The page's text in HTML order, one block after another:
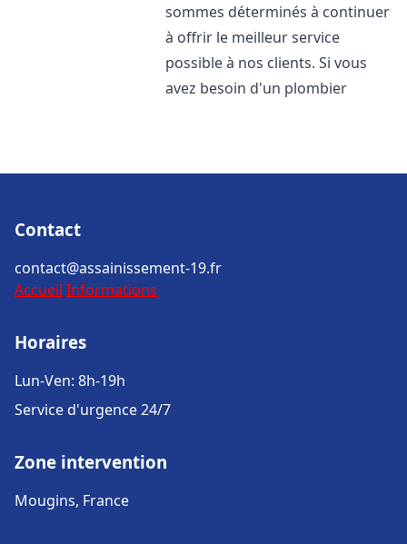
sommes déterminés à continuer
à offrir le meilleur service
possible à nos clients. Si vous
avez besoin d'un plombier
Contact
contact@assainissement-19.fr
Accueil Informations
Horaires
Lun-Ven: 8h-19h
Service d'urgence 24/7
Zone intervention
Mougins, France